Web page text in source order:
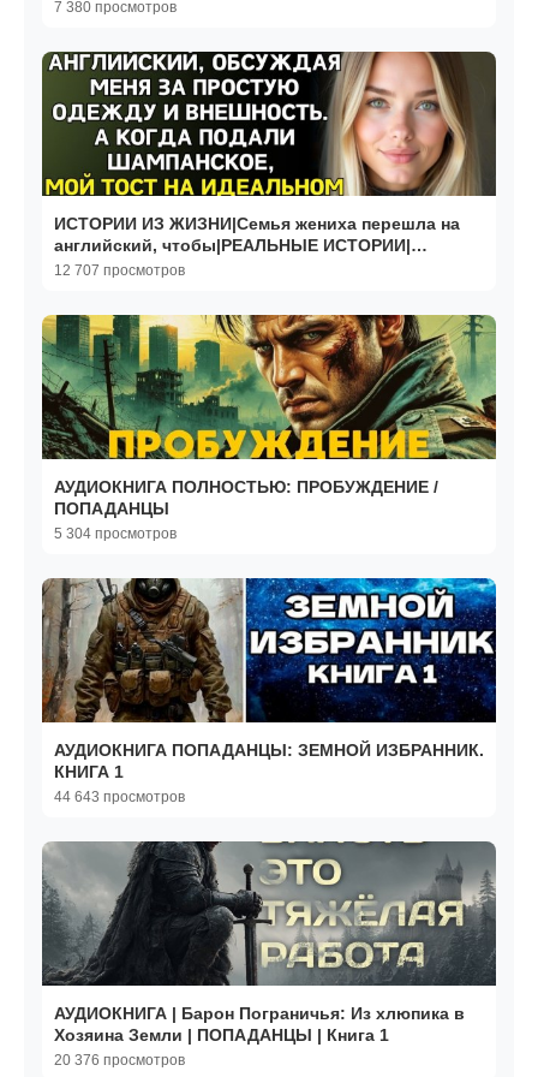
7 380 просмотров
ИСТОРИИ ИЗ ЖИЗНИ|Семья жениха перешла на
английский, чтобы|РЕАЛЬНЫЕ ИСТОРИИ|
ЖИЗНЕННЫЕ ИСТОРИИ
12 707 просмотров
АУДИОКНИГА ПОЛНОСТЬЮ: ПРОБУЖДЕНИЕ /
ПОПАДАНЦЫ
5 304 просмотров
АУДИОКНИГА ПОПАДАНЦЫ: ЗЕМНОЙ ИЗБРАННИК.
КНИГА 1
44 643 просмотров
АУДИОКНИГА | Барон Пограничья: Из хлюпика в
Хозяина Земли | ПОПАДАНЦЫ | Книга 1
20 376 просмотров